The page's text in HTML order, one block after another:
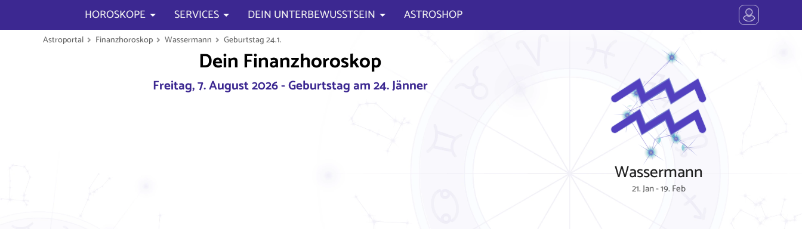
HOROSKOPE SERVICES DEIN UNTERBEWUSSTSEIN ASTROSHOP
Astroportal Finanzhoroskop Wassermann Geburtstag 24.1.
Dein Finanzhoroskop
Freitag, 7. August 2026 - Geburtstag am 24. Jänner
Wassermann
21. Jan - 19. Feb